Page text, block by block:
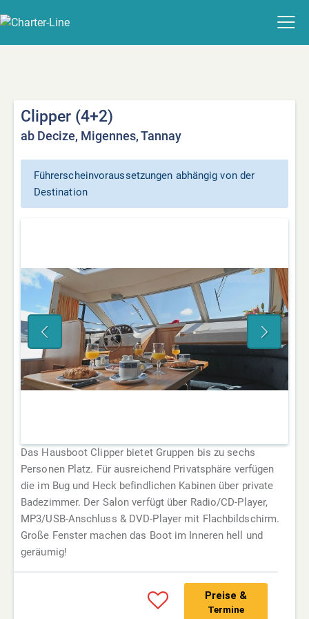
Clipper (4+2)
ab Decize, Migennes, Tannay
Führerscheinvoraussetzungen abhängig von der
Destination
Das Hausboot Clipper bietet Gruppen bis zu sechs
Personen Platz. Für ausreichend Privatsphäre verfügen
die im Bug und Heck befindlichen Kabinen über private
Badezimmer. Der Salon verfügt über Radio/CD-Player,
MP3/USB-Anschluss & DVD-Player mit Flachbildschirm.
Große Fenster machen das Boot im Inneren hell und
geräumig!
Preise &
Termine